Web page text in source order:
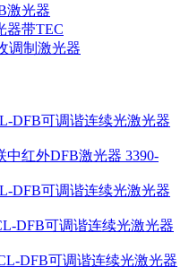
激光器
器带TEC
调制激光器
DFB可调谐连续光激光器
中红外DFB激光器 3390-
DFB可调谐连续光激光器
DFB可调谐连续光激光器
DFB可调谐连续光激光器